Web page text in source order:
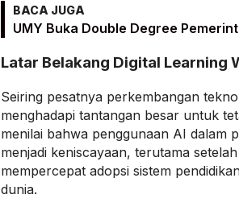
BACA JUGA
UMY Buka Double Degree
Latar Belakang Digital Learning
Seiring pesatnya perkembangan
menghadapi tantangan besar untuk
menilai bahwa penggunaan AI dalam
menjadi keniscayaan, terutama
mempercepat adopsi sistem
dunia.